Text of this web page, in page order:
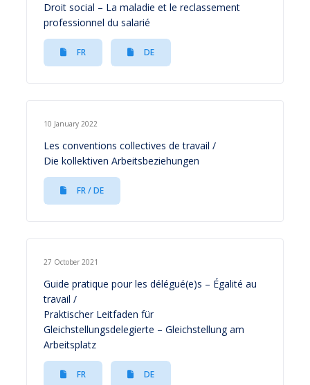
Droit social – La maladie et le reclassement
professionnel du salarié
FR DE
10 January 2022
Les conventions collectives de travail /
Die kollektiven Arbeitsbeziehungen
FR / DE
27 October 2021
Guide pratique pour les délégué(e)s – Égalité au
travail /
Praktischer Leitfaden für
Gleichstellungsdelegierte – Gleichstellung am
Arbeitsplatz
FR DE